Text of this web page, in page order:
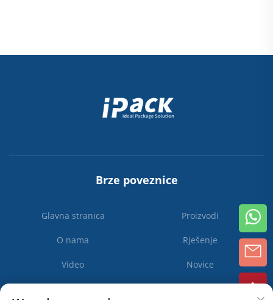
Brze poveznice
Glavna stranica Proizvodi
O nama Rješenje
Video Novice